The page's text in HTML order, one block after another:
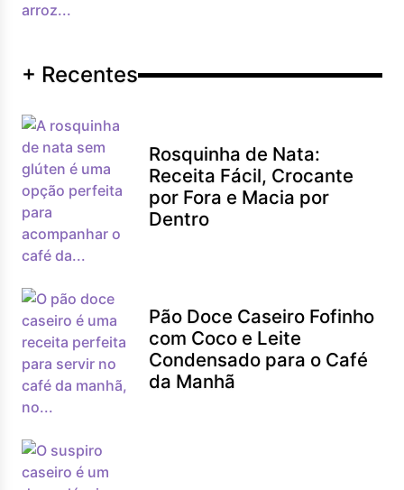
+ Recentes
Rosquinha de Nata:
Receita Fácil, Crocante
por Fora e Macia por
Dentro
Pão Doce Caseiro Fofinho
com Coco e Leite
Condensado para o Café
da Manhã